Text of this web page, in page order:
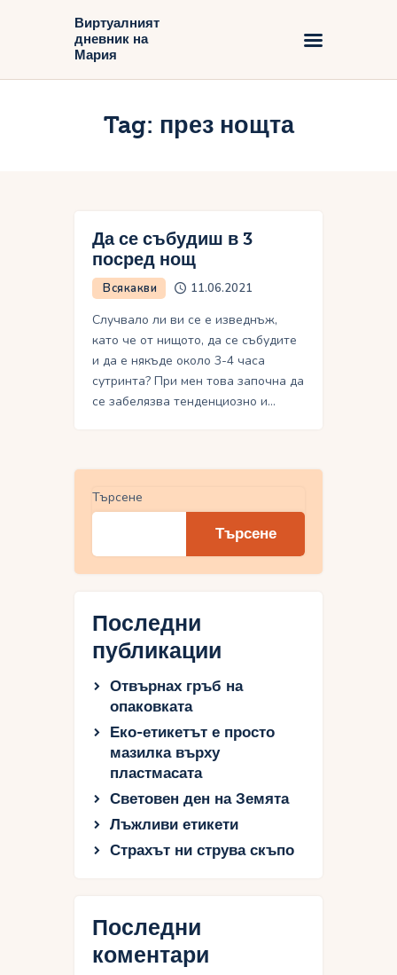
Виртуалният
дневник на
Мария
Tag: през нощта
Виртуалният дневник на Мария
Блог
Да се събудиш в 3
посред нощ
Всякакви 11.06.2021
Случвало ли ви се е изведнъж,
като че от нищото, да се събудите
и да е някъде около 3-4 часа
сутринта? При мен това започна да
се забелязва тенденциозно и…
Търсене
Търсене
Последни
публикации
Отвърнах гръб на
опаковката
Еко-етикетът е просто
мазилка върху
пластмасата
Световен ден на Земята
Лъжливи етикети
Страхът ни струва скъпо
Последни
коментари